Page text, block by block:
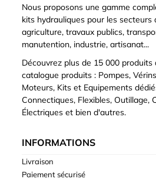
Nous proposons une gamme
kits hydrauliques pour les secteurs
agriculture, travaux publics,
manutention, industrie, artisanat...
Découvrez plus de 15 000
catalogue produits : Pompes,
Moteurs, Kits et Equipements
Connectiques, Flexibles, Outillage,
Électriques et bien d'autres.
INFORMATIONS
Livraison
Paiement sécurisé